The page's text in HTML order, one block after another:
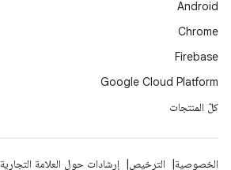
Android
Chrome
Firebase
Google Cloud Platform
كلّ المنتجات
الخصوصية الترخيص
إرشادات حول العلامة التجارية